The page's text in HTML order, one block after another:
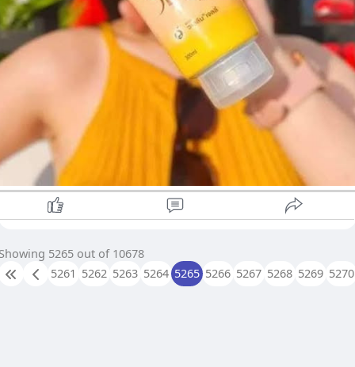
5265 out of 10678
5261 5262 5263 5264 5265 5266 5267 5268 5269 5270